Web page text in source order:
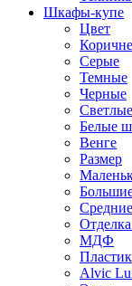
Шкафы-купе
Цвет
Серые
Темные
Черные
Светлые
Белые
Венге
Размер
Средние
МДФ
Пластик
Alvic